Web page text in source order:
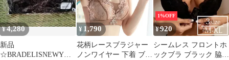
¥4,280
新品
☆BRADELISNEWYOR
¥ 1,790
花柄レースブラジャー
ノンワイヤー 下着 ブラ
1%OFF
¥920
シームレス フロントホ
ックブラ ブラック 脇高